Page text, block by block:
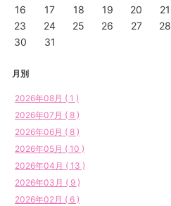
16
17 18 19 20 21
23
24 25 26 27 28
30
31
月別
2026年08月 ( 1 )
2026年07月 ( 8 )
2026年06月 ( 8 )
2026年05月 ( 10 )
2026年04月 ( 13 )
2026年03月 ( 9 )
2026年02月 ( 6 )